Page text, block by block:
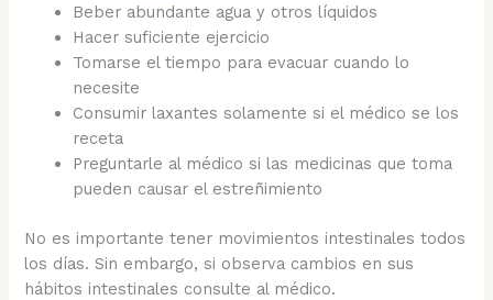
Beber abundante agua y otros líquidos
Hacer suficiente ejercicio
Tomarse el tiempo para evacuar cuando lo
necesite
Consumir laxantes solamente si el médico se los
receta
Preguntarle al médico si las medicinas que toma
pueden causar el estreñimiento
No es importante tener movimientos intestinales todos
los días. Sin embargo, si observa cambios en sus
hábitos intestinales consulte al médico.